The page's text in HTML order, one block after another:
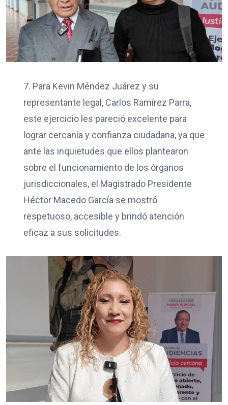
7. Para Kevin Méndez Juárez y su
representante legal, Carlos Ramírez Parra,
este ejercicio les pareció excelente para
lograr cercanía y confianza ciudadana, ya que
ante las inquietudes que ellos plantearon
sobre el funcionamiento de los órganos
jurisdiccionales, el Magistrado Presidente
Héctor Macedo García se mostró
respetuoso, accesible y brindó atención
eficaz a sus solicitudes.